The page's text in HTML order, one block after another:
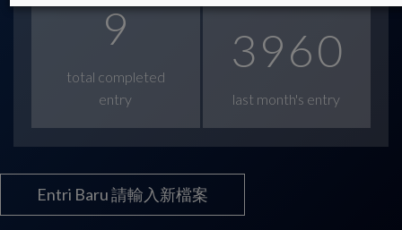
9
total completed
entry
3960
last month's entry
Entri Baru 請輸入新檔案